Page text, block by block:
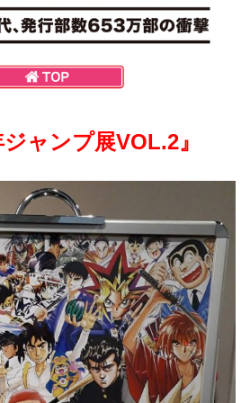
ジャンプ展VOL.2』